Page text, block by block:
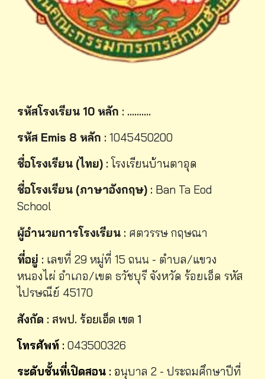
รหัสโรงเรียน 10 หลัก : ..........
รหัส Emis 8 หลัก :1045450200
ชื่อโรงเรียน (ไทย) :โรงเรียนบ้านตาอุด
ชื่อโรงเรียน (ภาษาอังกฤษ) : Ban Ta Eod
School
ผู้อำนวยการโรงเรียน : ศตวรรษ กฤษณา
ที่อยู่ : เลขที่ 29 หมู่ที่ 15 ถนน - ตำบล/แขวง
หนองไผ่ อำเภอ/เขต ธวัชบุรี จังหวัด ร้อยเอ็ด รหัส
ไปรษณีย์ 45170
สังกัด : สพป. ร้อยเอ็ด เขต 1
โทรศัพท์ :043500326
ระดับชั้นที่เปิดสอน :อนุบาล 2 - ประถมศึกษาปีที่